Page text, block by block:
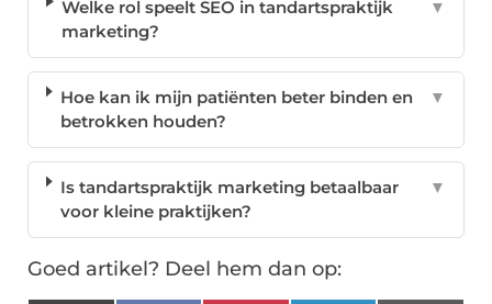
Welke rol speelt SEO in tandartspraktijk
marketing?
▼
Hoe kan ik mijn patiënten beter binden en
betrokken houden?
▼
Is tandartspraktijk marketing betaalbaar
voor kleine praktijken?
▼
Goed artikel? Deel hem dan op: